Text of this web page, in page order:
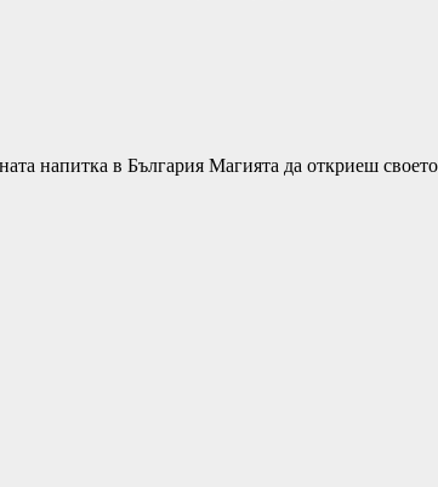
напитка в България Магията да откриеш